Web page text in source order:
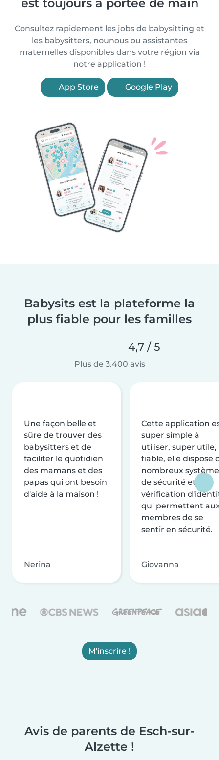
est toujours à portée de main
Consultez rapidement les jobs de babysitting et
les babysitters, nounous ou assistantes
maternelles disponibles dans votre région via
notre application !
App Store Google Play
Babysits est la plateforme la
plus fiable pour les familles
4,7 / 5
Plus de 3.400 avis
Une façon belle et
sûre de trouver des
babysitters et de
faciliter le quotidien
des mamans et des
papas qui ont besoin
d'aide à la maison !
Nerina
Cette application
super simple à
utiliser, super utile,
fiable, elle dispose
nombreux
de sécurité et de
vérification
qui permettent
membres de se
sentir en sécurité.
Giovanna
M'inscrire !
Avis de parents de Esch-sur-
Alzette !